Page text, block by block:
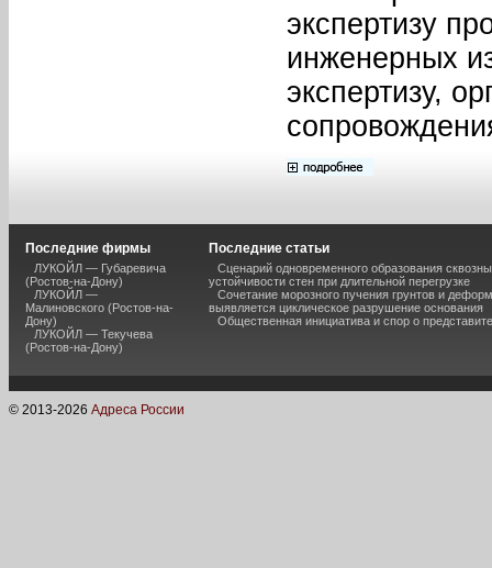
экспертизу
инженерных
экспертизу,
Последние фирмы
ЛУКОЙЛ — Губаревича
(Ростов-на-Дону)
ЛУКОЙЛ —
Малиновского (Ростов-на-
Дону)
ЛУКОЙЛ — Текучева
(Ростов-на-Дону)
Последние статьи
Сценарий одновременного образования
устойчивости стен при длительной перегрузке
Сочетание морозного пучения грунтов и
выявляется циклическое разрушение основания
Общественная инициатива и спор о
© 2013-2026 Адреса России